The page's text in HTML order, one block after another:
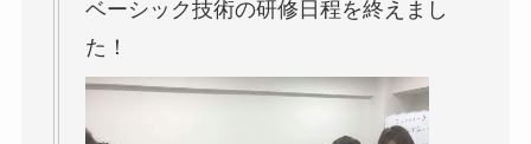
ベーシック技術の研修日程を終えまし
た！